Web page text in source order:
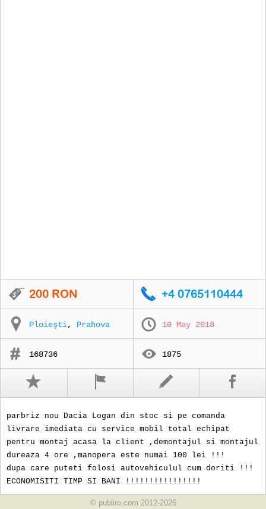
Ploieşti, Prahova 10 May 2018
168736 1875
parbriz nou Dacia Logan din stoc si pe comanda
livrare imediata cu service mobil total echipat
pentru montaj acasa la client ,demontajul si montajul
dureaza 4 ore ,manopera este numai 100 lei !!!
dupa care puteti folosi autovehiculul cum doriti !!!
ECONOMISITI TIMP SI BANI !!!!!!!!!!!!!!!!
© publiro.com 2012-2026